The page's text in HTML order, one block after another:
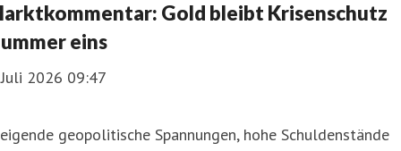
Gold bleibt Krisenschutz
eins
2026 09:47
geopolitische Spannungen, hohe Schuldenstände